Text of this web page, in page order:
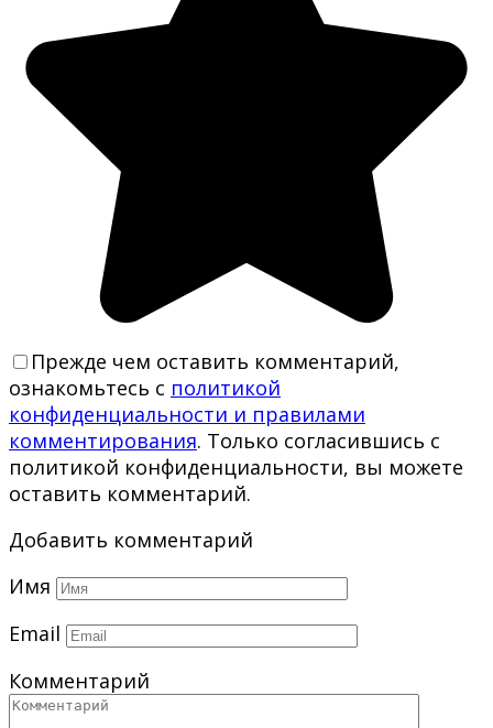
Прежде чем оставить комментарий,
ознакомьтесь с политикой
конфиденциальности и правилами
комментирования. Только согласившись с
политикой конфиденциальности, вы можете
оставить комментарий.
Добавить комментарий
Имя
Email
Комментарий